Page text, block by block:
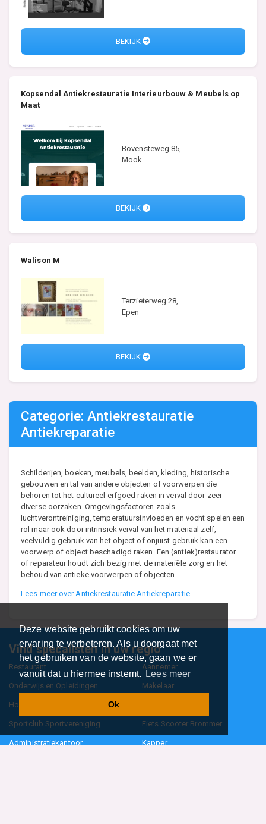
Deze website gebruikt cookies om uw
ervaring te verbeteren. Als u doorgaat met
het gebruiken van de website, gaan we er
vanuit dat u hiermee instemt.
Lees meer
Ok
BEKIJK
Kopsendal Antiekrestauratie Interieurbouw & Meubels op
Maat
Bovensteweg 85,
Mook
BEKIJK
Walison M
Terzieterweg 28,
Epen
BEKIJK
Categorie: Antiekrestauratie
Antiekreparatie
Schilderijen, boeken, meubels, beelden, kleding, historische
gebouwen en tal van andere objecten of voorwerpen die
behoren tot het cultureel erfgoed raken in verval door zeer
diverse oorzaken. Omgevingsfactoren zoals
luchtverontreiniging, temperatuursinvloeden en vocht spelen een
rol maar ook door intrinsiek verval van het materiaal zelf,
veelvuldig gebruik van het object of onjuist gebruik kan een
voorwerp of object beschadigd raken. Een (antiek)restaurator
of reparateur houdt zich bezig met de materiële zorg en het
behoud van antieke voorwerpen of objecten.
Lees meer over Antiekrestauratie Antiekreparatie
Vind specalisten in uw regio
Restaurant Aannemer
Onderwijs en Opleidingen Makelaar
Hovenier
Sportclub Sportvereniging Fiets Scooter Brommer
Administratiekantoor Kapper